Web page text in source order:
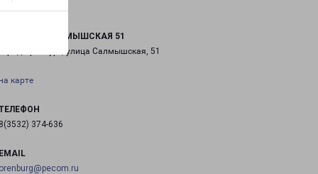
САЛМЫШСКАЯ 51
Оренбург, улица Салмышская, 51
карте
374-636